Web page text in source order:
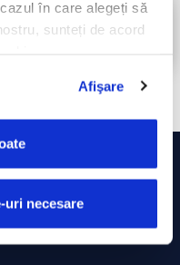
în care alegeți să
sunteți de acord
Afişare
uri necesare
ÎN
CONFIGUREAZĂ